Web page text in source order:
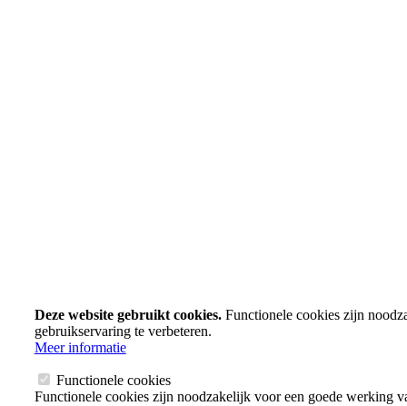
Deze website gebruikt cookies.Functionele cookies zijn
gebruikservaring te verbeteren.
Meer informatie
Functionele cookies
Functionele cookies zijn noodzakelijk voor een goede werking